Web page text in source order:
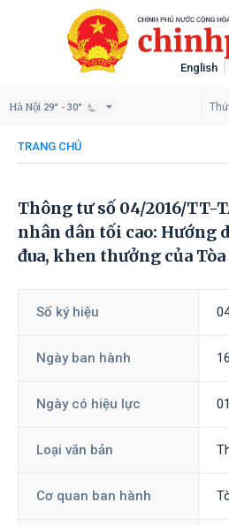
English
Hà Nội 29° - 30°
TRANG CHỦ
Thông tư số 04/2016/TT-
nhân dân tối cao: Hướng
đua, khen thưởng của
Số ký hiệu
Ngày ban hành
Ngày có hiệu lực
Loại văn bản
Cơ quan ban hành